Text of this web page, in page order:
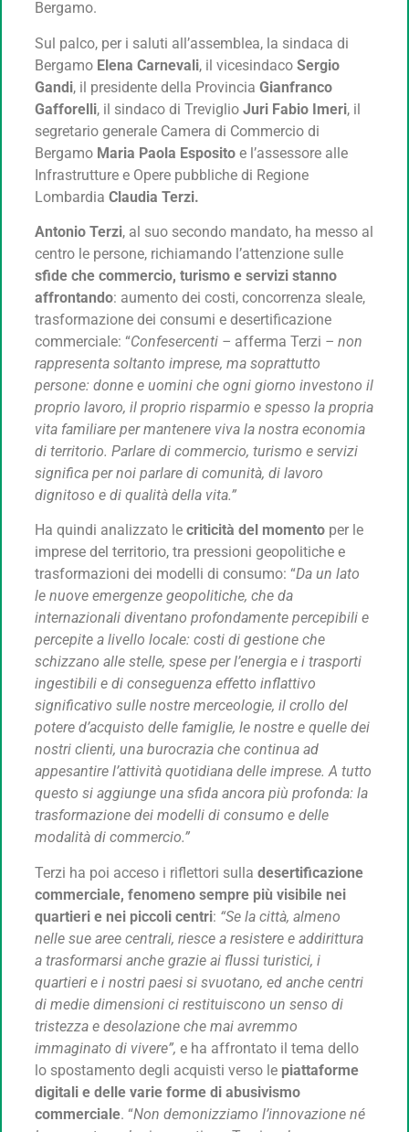
Bergamo.
Sul palco, per i saluti all’assemblea, la sindaca di
Bergamo Elena Carnevali, il vicesindaco Sergio
Gandi, il presidente della Provincia Gianfranco
Gafforelli, il sindaco di Treviglio Juri Fabio Imeri, il
segretario generale Camera di Commercio di
Bergamo Maria Paola Esposito e l’assessore alle
Infrastrutture e Opere pubbliche di Regione
Lombardia Claudia Terzi.
Antonio Terzi, al suo secondo mandato, ha messo al
centro le persone, richiamando l’attenzione sulle
sfide che commercio, turismo e servizi stanno
affrontando: aumento dei costi, concorrenza sleale,
trasformazione dei consumi e desertificazione
commerciale: “Confesercenti – afferma Terzi – non
rappresenta soltanto imprese, ma soprattutto
persone: donne e uomini che ogni giorno investono il
proprio lavoro, il proprio risparmio e spesso la propria
vita familiare per mantenere viva la nostra economia
di territorio. Parlare di commercio, turismo e servizi
significa per noi parlare di comunità, di lavoro
dignitoso e di qualità della vita.”
Ha quindi analizzato le criticità del momento per le
imprese del territorio, tra pressioni geopolitiche e
trasformazioni dei modelli di consumo: “Da un lato
le nuove emergenze geopolitiche, che da
internazionali diventano profondamente percepibili e
percepite a livello locale: costi di gestione che
schizzano alle stelle, spese per l’energia e i trasporti
ingestibili e di conseguenza effetto inflattivo
significativo sulle nostre merceologie, il crollo del
potere d’acquisto delle famiglie, le nostre e quelle dei
nostri clienti, una burocrazia che continua ad
appesantire l’attività quotidiana delle imprese. A tutto
questo si aggiunge una sfida ancora più profonda: la
trasformazione dei modelli di consumo e delle
modalità di commercio.”
Terzi ha poi acceso i riflettori sulla desertificazione
commerciale, fenomeno sempre più visibile nei
quartieri e nei piccoli centri: “Se la città, almeno
nelle sue aree centrali, riesce a resistere e addirittura
a trasformarsi anche grazie ai flussi turistici, i
quartieri e i nostri paesi si svuotano, ed anche centri
di medie dimensioni ci restituiscono un senso di
tristezza e desolazione che mai avremmo
immaginato di vivere”, e ha affrontato il tema dello
lo spostamento degli acquisti verso le piattaforme
digitali e delle varie forme di abusivismo
commerciale. “Non demonizziamo l’innovazione né